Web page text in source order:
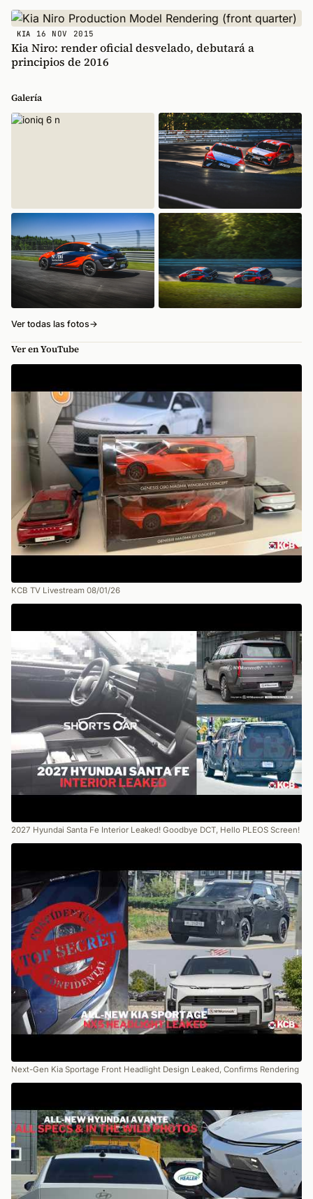
KIA 16 NOV 2015
Kia Niro: render oficial desvelado, debutará a
principios de 2016
Galería
Ver todas las fotos→
Ver en YouTube
KCB TV Livestream 08/01/26
2027 Hyundai Santa Fe Interior Leaked! Goodbye DCT, Hello PLEOS Screen!
Next-Gen Kia Sportage Front Headlight Design Leaked, Confirms Rendering